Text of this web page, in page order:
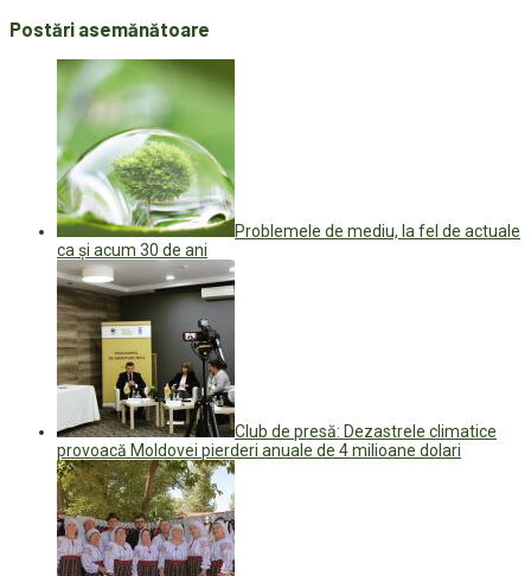
Postări asemănătoare
Problemele de mediu, la fel de actuale
ca și acum 30 de ani
Club de presă: Dezastrele climatice
provoacă Moldovei pierderi anuale de 4 milioane dolari